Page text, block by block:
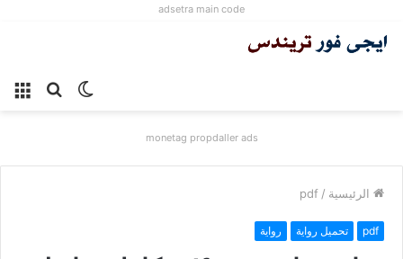
adsetra main code
بحث الوضع
monetag propdaller ads
الرئيسية /
pdf
pdf تحميل رواية رواية